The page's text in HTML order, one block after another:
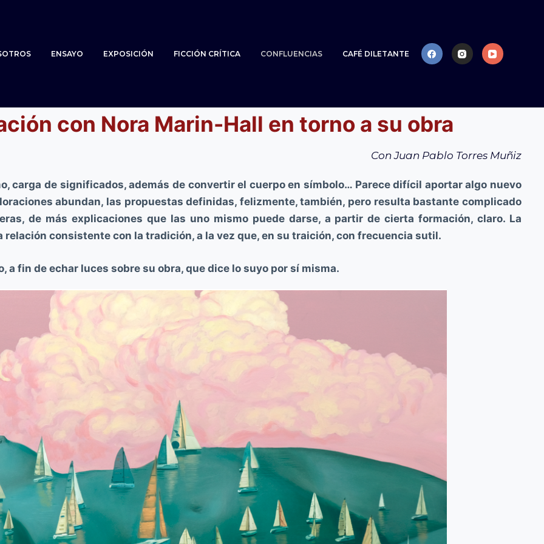
ENSAYO EXPOSICIÓN FICCIÓN CRÍTICA CONFLUENCIAS CAFÉ DILETANTE
con Nora Marin-Hall en torno a su obra
Con Juan Pablo Torres Muñiz
carga de significados, además de convertir el cuerpo en símbolo… Parece difícil aportar algo nuevo
abundan, las propuestas definidas, felizmente, también, pero resulta bastante complicado
de más explicaciones que las uno mismo puede darse, a partir de cierta formación, claro. La
relación consistente con la tradición, a la vez que, en su traición, con frecuencia sutil.
a fin de echar luces sobre su obra, que dice lo suyo por sí misma.